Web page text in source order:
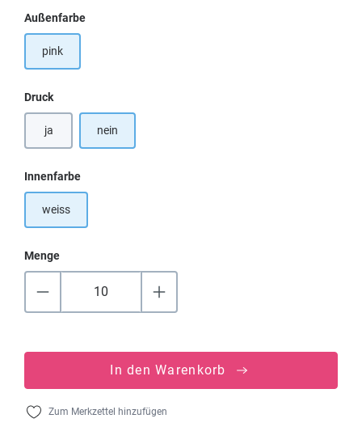
Außenfarbeauswählen
pink
Druckauswählen
ja nein
Innenfarbeauswählen
weiss
Menge
In den Warenkorb
Zum Merkzettel hinzufügen